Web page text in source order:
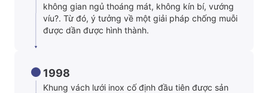
không gian ngủ thoáng mát, không kín bí, vướng
víu?. Từ đó, ý tưởng về một giải pháp chống muỗi
được dần được hình thành.
1998
Khung vách lưới inox cố định đầu tiên được sản